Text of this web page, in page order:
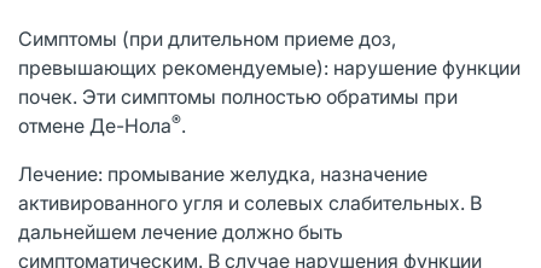
Симптомы (при длительном приеме доз,
превышающих рекомендуемые): нарушение функции
почек. Эти симптомы полностью обратимы при
отмене Де-Нола®.
Лечение: промывание желудка, назначение
активированного угля и солевых слабительных. В
дальнейшем лечение должно быть
симптоматическим. В случае нарушения функции